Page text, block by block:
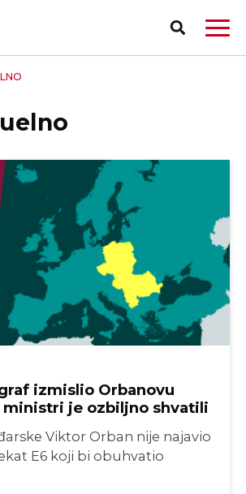
izmislio Orbanovu
ministri je ozbiljno shvatili
Viktor Orban nije najavio
E6 koji bi obuhvatio